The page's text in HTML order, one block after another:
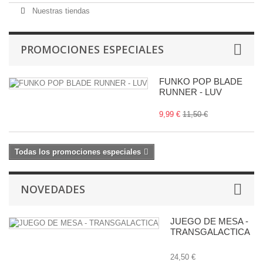
Nuestras tiendas
PROMOCIONES ESPECIALES
FUNKO POP BLADE
RUNNER - LUV
9,99 € 11,50 €
Todas los promociones especiales
NOVEDADES
JUEGO DE MESA -
TRANSGALACTICA
24,50 €